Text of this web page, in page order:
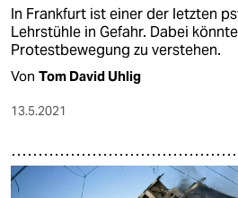
In Frankfurt ist einer der letzten
Lehrstühle in Gefahr. Dabei
Protestbewegung zu verstehen.
Von Tom David Uhlig
13.5.2021